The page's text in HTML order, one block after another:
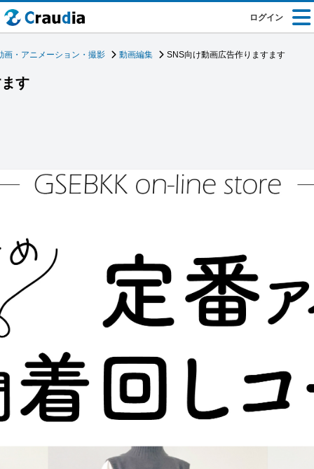
ログイン
画・アニメーション・撮影 動画編集 SNS向け動画広告作りますます
す